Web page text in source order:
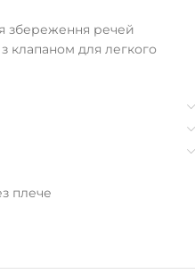
збереження речей
клапаном для легкого
плече